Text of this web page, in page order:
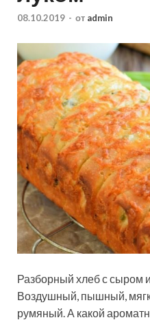
08.10.2019 - от admin
Разборный хлеб с сыром
Воздушный, пышный,
румяный. А какой